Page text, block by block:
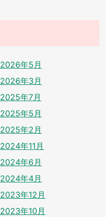
2026年5月
2026年3月
2025年7月
2025年5月
2025年2月
2024年11月
2024年6月
2024年4月
2023年12月
2023年10月